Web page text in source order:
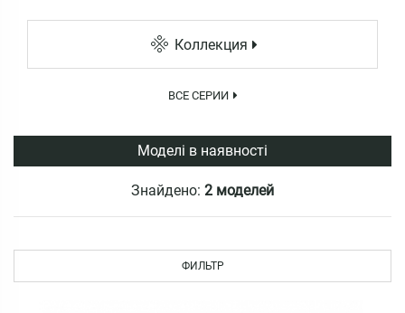
Коллекция
ВСЕ СЕРИИ
Моделі в наявності
Знайдено: 2 моделей
ФИЛЬТР